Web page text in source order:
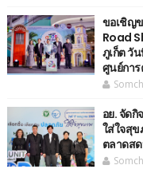
ขอเชิญ
Road
ภูเก็ต วั
ศูนย์กา
อย. จัดกิ
ใส่ใจสุ
ตลาดสด